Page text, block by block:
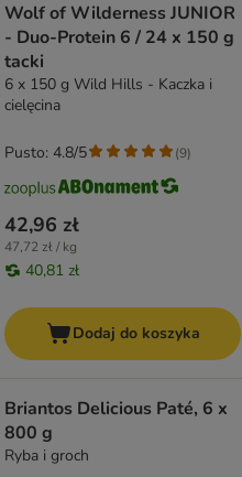
Wolf of Wilderness JUNIOR
- Duo-Protein 6 / 24 x 150 g
tacki
6 x 150 g Wild Hills - Kaczka i
cielęcina
42,96 zł
47,72 zł / kg
40,81 zł
Pusto: 4.8/5 (9)
Dodaj do koszyka
Briantos Delicious Paté, 6 x
800 g
Ryba i groch